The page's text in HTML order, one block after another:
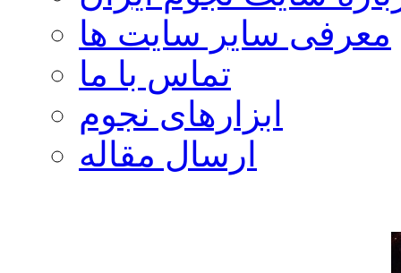
معرفی سایر سایت ها
تماس با ما
ابزارهای نجوم
ارسال مقاله